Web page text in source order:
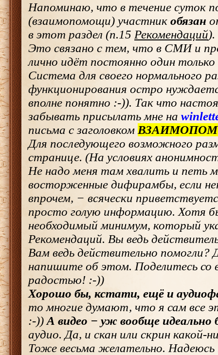
Напоминаю, что в течение суток
(взаимопомощи) участник обязан
в этот раздел (п.15 Рекомендаций).
Это связано с тем, что в СМИ и
лично идёт постоянно один
Система для своего нормального
функционирования остро
вполне понятно :-)). Так что
забывать присылать мне на
письма с заголовком
Для последующего возможного
странице. (На условиях
Не надо меня там хвалить и петь
восторженные дифирамбы, если
впрочем, − всячески
просто голую информацию. Хотя
необходимый минимум, который
Рекомендаций. Вы ведь
Вам ведь действительно помогли?
напишите об этом. Поделитесь со
радостью! :-))
Хорошо бы, кстати, ещё и
то многие думают, что я сам все
:-)) А видео − уж вообще идеально
аудио. Да, и скан или скрин какой-
Тоже весьма желательно. Надеюсь